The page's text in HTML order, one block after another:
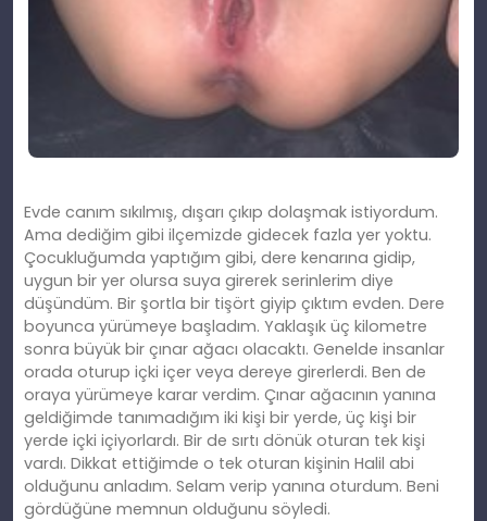
Evde canım sıkılmış, dışarı çıkıp dolaşmak istiyordum.
Ama dediğim gibi ilçemizde gidecek fazla yer yoktu.
Çocukluğumda yaptığım gibi, dere kenarına gidip,
uygun bir yer olursa suya girerek serinlerim diye
düşündüm. Bir şortla bir tişört giyip çıktım evden. Dere
boyunca yürümeye başladım. Yaklaşık üç kilometre
sonra büyük bir çınar ağacı olacaktı. Genelde insanlar
orada oturup içki içer veya dereye girerlerdi. Ben de
oraya yürümeye karar verdim. Çınar ağacının yanına
geldiğimde tanımadığım iki kişi bir yerde, üç kişi bir
yerde içki içiyorlardı. Bir de sırtı dönük oturan tek kişi
vardı. Dikkat ettiğimde o tek oturan kişinin Halil abi
olduğunu anladım. Selam verip yanına oturdum. Beni
gördüğüne memnun olduğunu söyledi.